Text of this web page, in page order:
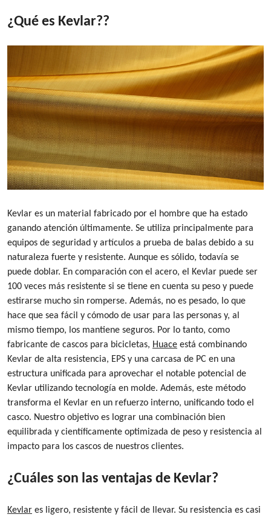
¿Qué es Kevlar??
Kevlar es un material fabricado por el hombre que ha estado
ganando atención últimamente. Se utiliza principalmente para
equipos de seguridad y artículos a prueba de balas debido a su
naturaleza fuerte y resistente. Aunque es sólido, todavía se
puede doblar. En comparación con el acero, el Kevlar puede ser
100 veces más resistente si se tiene en cuenta su peso y puede
estirarse mucho sin romperse. Además, no es pesado, lo que
hace que sea fácil y cómodo de usar para las personas y, al
mismo tiempo, los mantiene seguros. Por lo tanto, como
fabricante de cascos para bicicletas, Huace está combinando
Kevlar de alta resistencia, EPS y una carcasa de PC en una
estructura unificada para aprovechar el notable potencial de
Kevlar utilizando tecnología en molde. Además, este método
transforma el Kevlar en un refuerzo interno, unificando todo el
casco. Nuestro objetivo es lograr una combinación bien
equilibrada y científicamente optimizada de peso y resistencia al
impacto para los cascos de nuestros clientes.
¿Cuáles son las ventajas de Kevlar?
Kevlar es ligero, resistente y fácil de llevar. Su resistencia es casi